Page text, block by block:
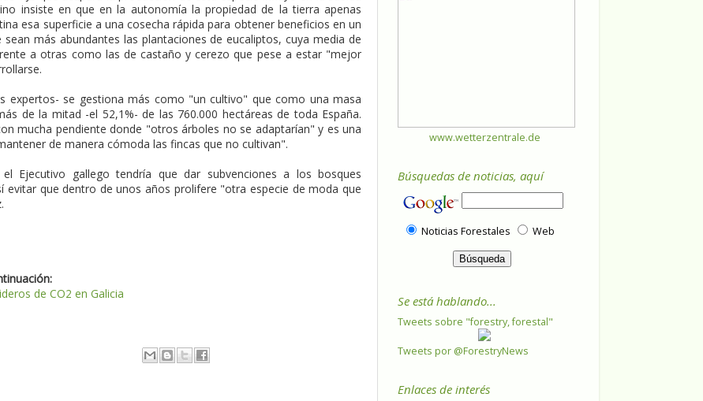
insiste en que en la autonomía la propiedad de la tierra apenas
esa superficie a una cosecha rápida para obtener beneficios en un
más abundantes las plantaciones de eucaliptos, cuya media de
a otras como las de castaño y cerezo que pese a estar "mejor
expertos- se gestiona más como "un cultivo" que como una masa
de la mitad -el 52,1%- de las 760.000 hectáreas de toda España.
mucha pendiente donde "otros árboles no se adaptarían" y es una
de manera cómoda las fincas que no cultivan".
Ejecutivo gallego tendría que dar subvenciones a los bosques
que dentro de unos años prolifere "otra especie de moda que
de CO2 en Galicia
www.wetterzentrale.de
Búsquedas de noticias, aquí
Noticias Forestales Web
Se está hablando...
Tweets sobre "forestry, forestal"
Tweets por @ForestryNews
Enlaces de interés